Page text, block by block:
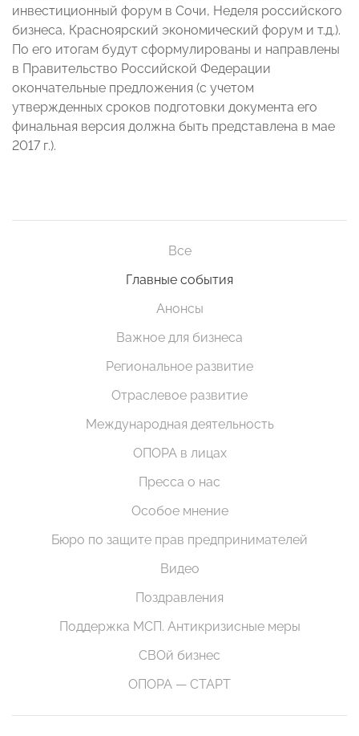
инвестиционный форум в Сочи, Неделя российского
бизнеса, Красноярский экономический форум и т.д.).
По его итогам будут сформулированы и направлены
в Правительство Российской Федерации
окончательные предложения (с учетом
утвержденных сроков подготовки документа его
финальная версия должна быть представлена в мае
2017 г.).
Все
Главные события
Анонсы
Важное для бизнеса
Региональное развитие
Отраслевое развитие
Международная деятельность
ОПОРА в лицах
Пресса о нас
Особое мнение
Бюро по защите прав предпринимателей
Видео
Поздравления
Поддержка МСП. Антикризисные меры
СВОй бизнес
ОПОРА — СТАРТ